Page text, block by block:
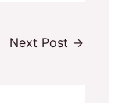
Next Post →